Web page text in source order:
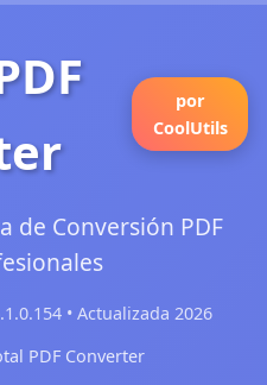
por
CoolUtils
de Conversión PDF
• Actualizada 2026
PDF Converter